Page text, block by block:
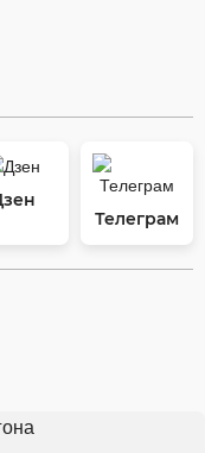
Телеграм